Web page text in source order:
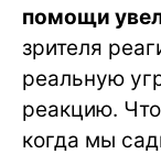
помощи
зрителя
реальную
реакцию.
когда мы